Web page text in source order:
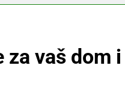
vaš dom